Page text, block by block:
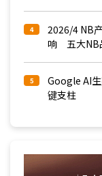
4
2026/4 NB
响 五大NB
5
Google AI
键支柱